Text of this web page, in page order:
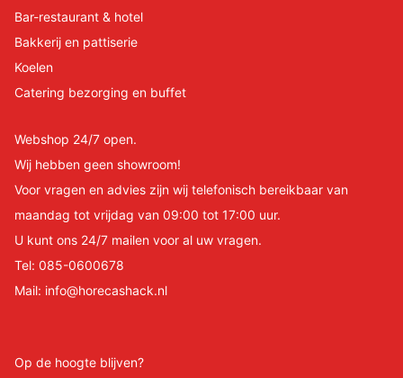
Bar-restaurant & hotel
Bakkerij en pattiserie
Koelen
Catering bezorging en buffet
Webshop 24/7 open.
Wij hebben geen showroom!
Voor vragen en advies zijn wij telefonisch bereikbaar van
maandag tot vrijdag van 09:00 tot 17:00 uur.
U kunt ons 24/7 mailen voor al uw vragen.
Tel: 085-0600678
Mail: info@horecashack.nl
Op de hoogte blijven?